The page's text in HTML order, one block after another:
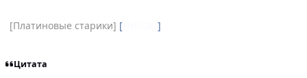
[Платиновые старики] [ ]
Цитата